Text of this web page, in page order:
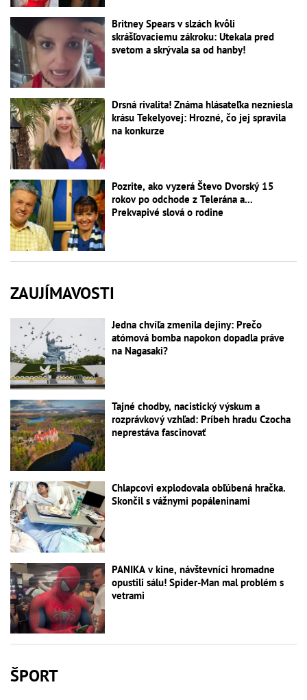
Britney Spears v slzách kvôli
skrášľovaciemu zákroku: Utekala pred
svetom a skrývala sa od hanby!
Drsná rivalita! Známa hlásateľka nezniesla
krásu Tekelyovej: Hrozné, čo jej spravila
na konkurze
Pozrite, ako vyzerá Števo Dvorský 15
rokov po odchode z Telerána a...
Prekvapivé slová o rodine
ZAUJÍMAVOSTI
Jedna chvíľa zmenila dejiny: Prečo
atómová bomba napokon dopadla práve
na Nagasaki?
Tajné chodby, nacistický výskum a
rozprávkový vzhľad: Príbeh hradu Czocha
neprestáva fascinovať
Chlapcovi explodovala obľúbená hračka.
Skončil s vážnymi popáleninami
PANIKA v kine, návštevníci hromadne
opustili sálu! Spider-Man mal problém s
vetrami
ŠPORT